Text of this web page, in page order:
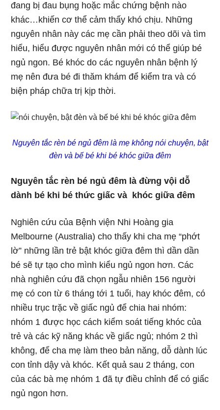
đang bị đau bụng hoặc mắc chứng bệnh nào
khác…khiến cơ thể cảm thấy khó chịu. Những
nguyên nhân này các mẹ cần phải theo dõi và tìm
hiểu, hiểu được nguyên nhân mới có thể giúp bé
ngủ ngon. Bé khóc do các nguyên nhân bệnh lý
mẹ nên đưa bé đi thăm khám để kiểm tra và có
biện pháp chữa trị kịp thời.
Nguyên tắc rèn bé ngủ đêm là mẹ không nói chuyện, bật
đèn và bế bé khi bé khóc giữa đêm
Nguyên tắc rèn bé ngủ đêm là đừng vội dỗ
dành bé khi bé thức giấc và khóc giữa đêm
Nghiên cứu của Bệnh viện Nhi Hoàng gia
Melbourne (Australia) cho thấy khi cha mẹ “phớt
lờ” những lần trẻ bật khóc giữa đêm thì dần dần
bé sẽ tự tạo cho mình kiểu ngủ ngon hơn. Các
nhà nghiên cứu đã chọn ngẫu nhiên 156 người
mẹ có con từ 6 tháng tới 1 tuổi, hay khóc đêm, có
nhiều trục trặc về giấc ngủ để chia hai nhóm:
nhóm 1 được học cách kiểm soát tiếng khóc của
trẻ và các kỹ năng khác về giấc ngủ; nhóm 2 thì
không, để cha mẹ làm theo bản năng, dỗ dành lúc
con tỉnh dậy và khóc. Kết quả sau 2 tháng, con
của các bà mẹ nhóm 1 đã tự điều chỉnh để có giấc
ngủ ngon hơn.